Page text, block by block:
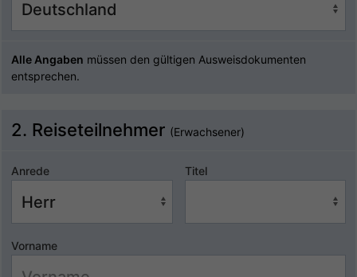
Alle Angaben müssen den gültigen Ausweisdokumenten
entsprechen.
2. Reiseteilnehmer (Erwachsener)
Anrede Titel
Vorname